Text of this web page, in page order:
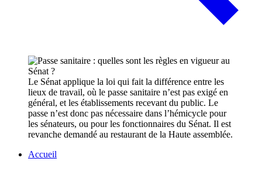
Le Sénat applique la loi qui fait la différence entre les
lieux de travail, où le passe sanitaire n’est pas exigé en
général, et les établissements recevant du public. Le
passe n’est donc pas nécessaire dans l’hémicycle pour
les sénateurs, ou pour les fonctionnaires du Sénat. Il est
revanche demandé au restaurant de la Haute assemblée.
Accueil